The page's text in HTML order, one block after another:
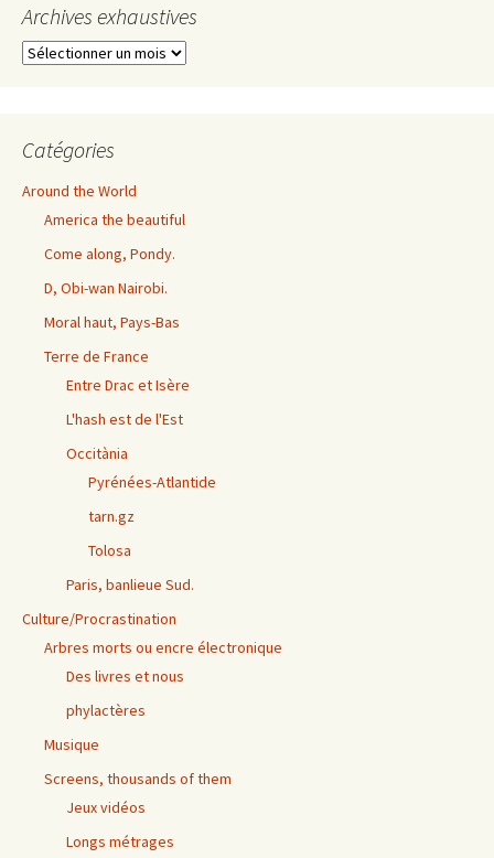
Archives exhaustives
Archives
Catégories
Around the World
America the beautiful
Come along, Pondy.
D, Obi-wan Nairobi.
Moral haut, Pays-Bas
Terre de France
Entre Drac et Isère
L'hash est de l'Est
Occitània
Pyrénées-Atlantide
tarn.gz
Tolosa
Paris, banlieue Sud.
Culture/Procrastination
Arbres morts ou encre électronique
Des livres et nous
phylactères
Musique
Screens, thousands of them
Jeux vidéos
Longs métrages